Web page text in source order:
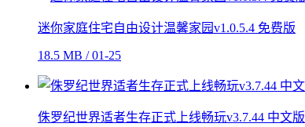
迷你家庭住宅自由设计温馨家园v1.0.5.4 免费版
18.5 MB / 01-25
侏罗纪世界适者生存正式上线畅玩v3.7.44 中文版